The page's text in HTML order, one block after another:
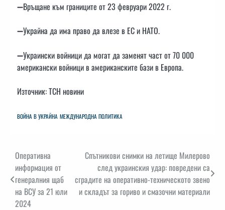
➖Връщане към границите от 23 февруари 2022 г.
➖Украйна да има право да влезе в ЕС и НАТО.
➖Украински войници да могат да заменят част от 70 000
американски войници в американските бази в Европа.
Източник: ТСН новини
ВОЙНА В УКРАЙНА МЕЖДУНАРОДНА ПОЛИТИКА
Навигация
Оперативна
информация от
генералния щаб
на ВСУ за 21 юли
2024
Спътникови снимки на летище Милерово
след украинския удар: повредени са
сградите на оперативно-техническото звено
и складът за гориво и смазочни материали